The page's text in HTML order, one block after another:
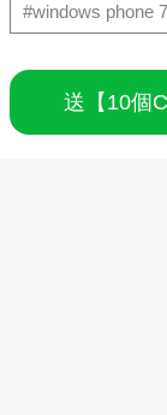
#windows phone 7
送【10個